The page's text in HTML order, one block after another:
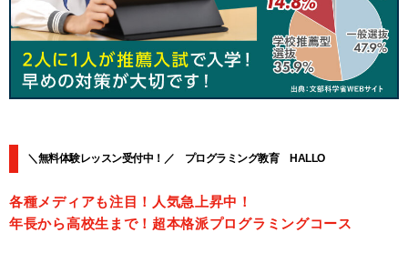
＼無料体験レッスン受付中！／ プログラミング教育 HALLO
各種メディアも注目！人気急上昇中！
年長から高校生まで！超本格派プログラミングコース